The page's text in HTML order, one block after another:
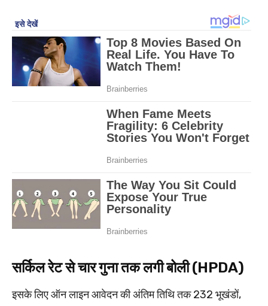
सर्किल रेट से चार गुना तक लगी बोली (HPDA)
इसके लिए ऑन लाइन आवेदन की अंतिम तिथि तक 232 भूखंडों,